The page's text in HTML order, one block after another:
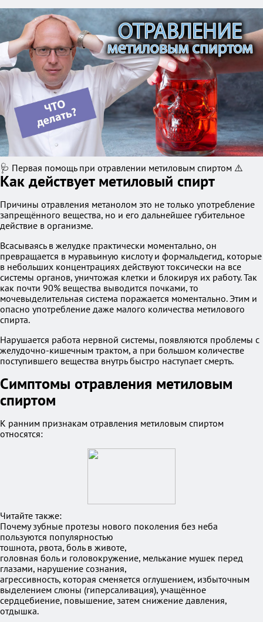
🩺 Первая помощь при отравлении метиловым спиртом ⚠️
Как действует метиловый спирт
Причины отравления метанолом это не только употребление
запрещённого вещества, но и его дальнейшее губительное
действие в организме.
Всасываясь в желудке практически моментально, он
превращается в муравьиную кислоту и формальдегид, которые
в небольших концентрациях действуют токсически на все
системы органов, уничтожая клетки и блокируя их работу. Так
как почти 90% вещества выводится почками, то
мочевыделительная система поражается моментально. Этим и
опасно употребление даже малого количества метилового
спирта.
Нарушается работа нервной системы, появляются проблемы с
желудочно-кишечным трактом, а при большом количестве
поступившего вещества внутрь быстро наступает смерть.
Симптомы отравления метиловым
спиртом
К ранним признакам отравления метиловым спиртом
относятся:
Читайте также:
Почему зубные протезы нового поколения без неба
пользуются популярностью
тошнота, рвота, боль в животе,
головная боль и головокружение, мелькание мушек перед
глазами, нарушение сознания,
агрессивность, которая сменяется оглушением, избыточным
выделением слюны (гиперсаливация), учащённое
сердцебиение, повышение, затем снижение давления,
отдышка.